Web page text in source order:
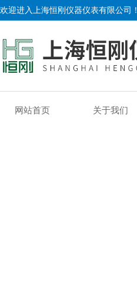
欢迎进入上海恒刚仪器仪表有限公司！
网站首页 关于我们